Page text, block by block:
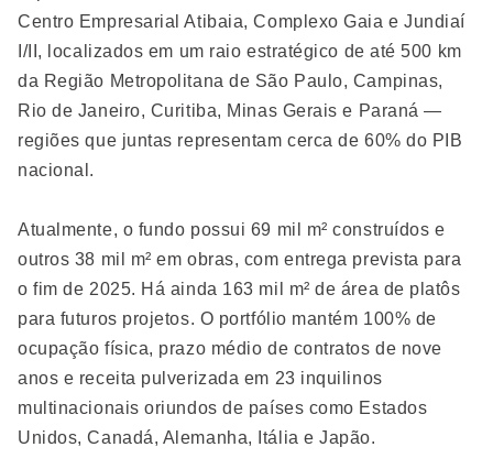
Centro Empresarial Atibaia, Complexo Gaia e Jundiaí
I/II, localizados em um raio estratégico de até 500 km
da Região Metropolitana de São Paulo, Campinas,
Rio de Janeiro, Curitiba, Minas Gerais e Paraná —
regiões que juntas representam cerca de 60% do PIB
nacional.
Atualmente, o fundo possui 69 mil m² construídos e
outros 38 mil m² em obras, com entrega prevista para
o fim de 2025. Há ainda 163 mil m² de área de platôs
para futuros projetos. O portfólio mantém 100% de
ocupação física, prazo médio de contratos de nove
anos e receita pulverizada em 23 inquilinos
multinacionais oriundos de países como Estados
Unidos, Canadá, Alemanha, Itália e Japão.